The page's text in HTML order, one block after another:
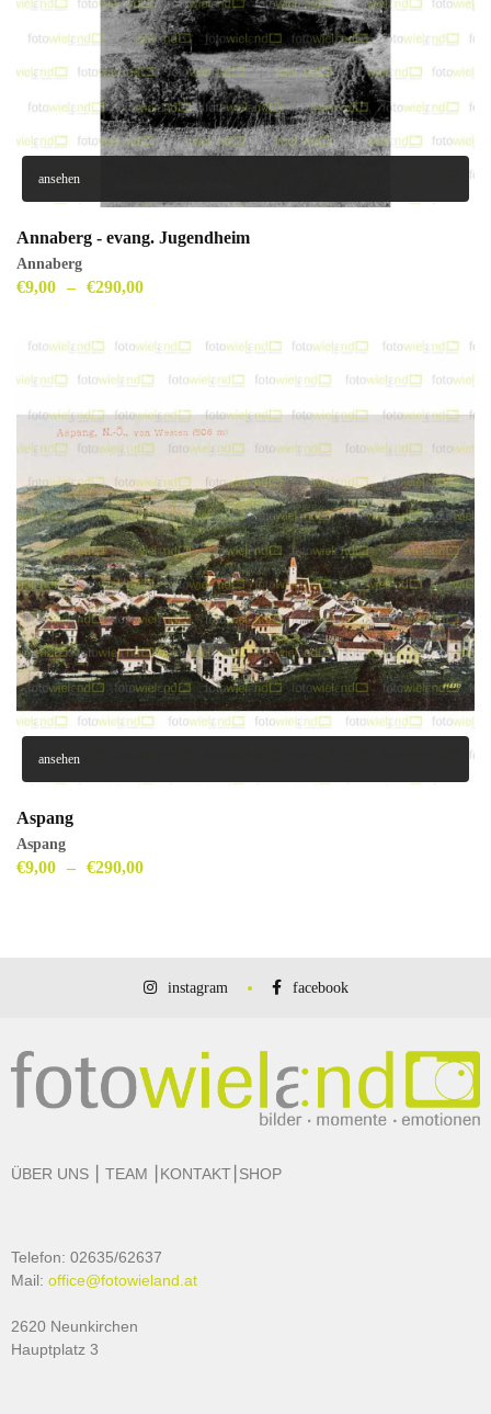
ansehen
Annaberg - evang. Jugendheim
Annaberg
€9,00 – €290,00
ansehen
Aspang
Aspang
€9,00 – €290,00
instagram facebook
ÜBER UNS TEAM KONTAKT SHOP
Telefon: 02635/62637
Mail: office@fotowieland.at
2620 Neunkirchen
Hauptplatz 3